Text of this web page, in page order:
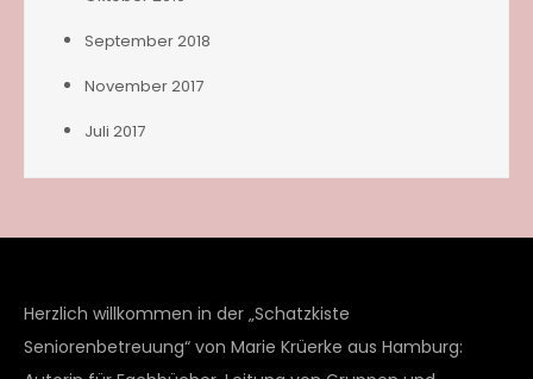
September 2018
November 2017
Juli 2017
Herzlich willkommen in der „Schatzkiste
Seniorenbetreuung“ von Marie Krüerke aus Hamburg: